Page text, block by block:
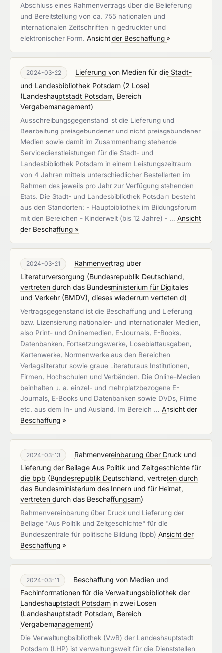
Abschluss eines Rahmenvertrags über die Belieferung
und Bereitstellung von ca. 755 nationalen und
internationalen Zeitschriften in gedruckter und
elektronischer Form. Ansicht der Beschaffung »
2024-03-22
Lieferung von Medien für die Stadt-
und Landesbibliothek Potsdam (2 Lose)
(Landeshauptstadt Potsdam, Bereich
Vergabemanagement)
Ausschreibungsgegenstand ist die Lieferung und
Bearbeitung preisgebundener und nicht preisgebundener
Medien sowie damit im Zusammenhang stehende
Servicedienstleistungen für die Stadt- und
Landesbibliothek Potsdam in einem Leistungszeitraum
von 4 Jahren mittels unterschiedlicher Bestellarten im
Rahmen des jeweils pro Jahr zur Verfügung stehenden
Etats. Die Stadt- und Landesbibliothek Potsdam besteht
aus den Standorten: - Hauptbibliothek im Bildungsforum
mit den Bereichen - Kinderwelt (bis 12 Jahre) - … Ansicht
der Beschaffung »
2024-03-21
Rahmenvertrag über
Literaturversorgung (Bundesrepublik Deutschland,
vertreten durch das Bundesministerium für Digitales
und Verkehr (BMDV), dieses wiederrum verteten d)
Vertragsgegenstand ist die Beschaffung und Lieferung
bzw. Lizensierung nationaler- und internationaler Medien,
also Print- und Onlinemedien, E-Journals, E-Books,
Datenbanken, Fortsetzungswerke, Loseblattausgaben,
Kartenwerke, Normenwerke aus den Bereichen
Verlagsliteratur sowie graue Literaturaus Institutionen,
Firmen, Hochschulen und Verbänden. Die Online-Medien
beinhalten u. a. einzel- und mehrplatzbezogene E-
Journals, E-Books und Datenbanken sowie DVDs, Filme
etc. aus dem In- und Ausland. Im Bereich … Ansicht der
Beschaffung »
2024-03-13
Rahmenvereinbarung über Druck und
Lieferung der Beilage Aus Politik und Zeitgeschichte für
die bpb (Bundesrepublik Deutschland, vertreten durch
das Bundesministerium des Innern und für Heimat,
vertreten durch das Beschaffungsam)
Rahmenvereinbarung über Druck und Lieferung der
Beilage "Aus Politik und Zeitgeschichte" für die
Bundeszentrale für politische Bildung (bpb) Ansicht der
Beschaffung »
2024-03-11
Beschaffung von Medien und
Fachinformationen für die Verwaltungsbibliothek der
Landeshauptstadt Potsdam in zwei Losen
(Landeshauptstadt Potsdam, Bereich
Vergabemanagement)
Die Verwaltungbsibliothek (VwB) der Landeshauptstadt
Potsdam (LHP) ist verwaltungsweit für die Dienststellen